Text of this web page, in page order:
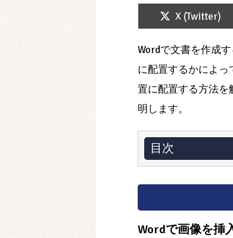
Share
on
X (Twitter)
Wordで文書を作成
に配置するかによ
置に配置する方法
明します。
目次
Wordで画像を挿